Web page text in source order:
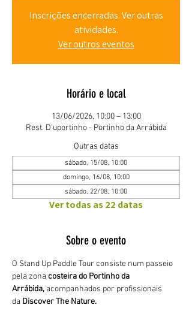
Inscrições encerradas. Ver outras
atividades.
Ver outros eventos
Horário e local
13/06/2026, 10:00 – 13:00
Rest. D'uportinho - Portinho da Arrábida
Outras datas
sábado, 15/08, 10:00
domingo, 16/08, 10:00
sábado, 22/08, 10:00
Ver todas as 22 datas
Sobre o evento
O Stand Up Paddle Tour consiste num passeio
pela zona costeira do Portinho da
Arrábida, acompanhados por profissionais
da Discover The Nature.